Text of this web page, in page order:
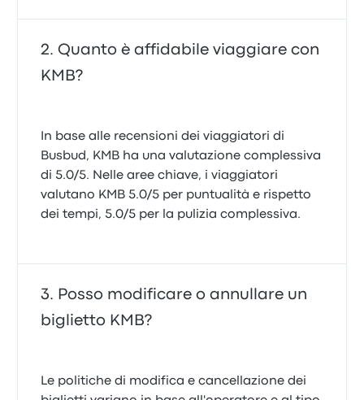
Quanto è affidabile viaggiare con
KMB?
In base alle recensioni dei viaggiatori di
Busbud, KMB ha una valutazione complessiva
di 5.0/5. Nelle aree chiave, i viaggiatori
valutano KMB 5.0/5 per puntualità e rispetto
dei tempi, 5.0/5 per la pulizia complessiva.
Posso modificare o annullare un
biglietto KMB?
Le politiche di modifica e cancellazione dei